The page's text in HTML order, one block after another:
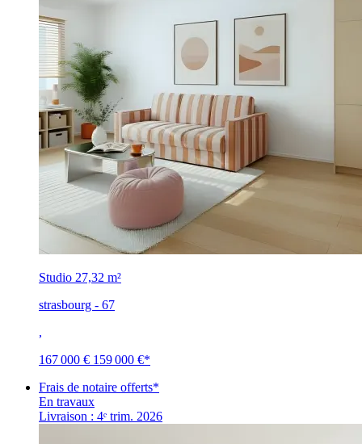
Studio 27,32 m²
strasbourg - 67
,
167 000 € 159 000 €*
Frais de notaire offerts*
En travaux
Livraison : 4ᵉ trim. 2026